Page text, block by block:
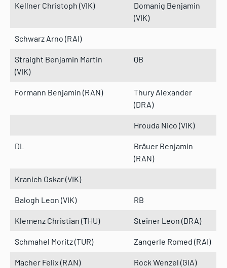
Kellner Christoph (VIK)
Domanig Benjamin
(VIK)
Schwarz Arno (RAI)
Straight Benjamin Martin
(VIK)
QB
Formann Benjamin (RAN)
Thury Alexander
(DRA)
Hrouda Nico (VIK)
DL
Bräuer Benjamin
(RAN)
Kranich Oskar (VIK)
Balogh Leon (VIK) RB
Klemenz Christian (THU) Steiner Leon (DRA)
Schmahel Moritz (TUR) Zangerle Romed (RAI)
Macher Felix (RAN) Rock Wenzel (GIA)